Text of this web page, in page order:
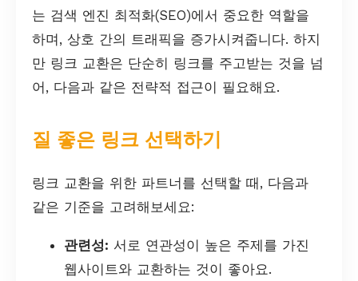
는 검색 엔진 최적화(SEO)에서 중요한 역할을
하며, 상호 간의 트래픽을 증가시켜줍니다. 하지
만 링크 교환은 단순히 링크를 주고받는 것을 넘
어, 다음과 같은 전략적 접근이 필요해요.
질 좋은 링크 선택하기
링크 교환을 위한 파트너를 선택할 때, 다음과
같은 기준을 고려해보세요:
관련성: 서로 연관성이 높은 주제를 가진
웹사이트와 교환하는 것이 좋아요.